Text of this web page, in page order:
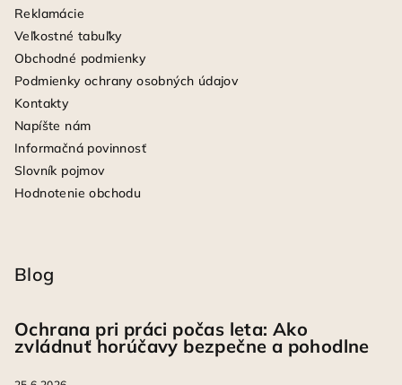
Reklamácie
Veľkostné tabuľky
Obchodné podmienky
Podmienky ochrany osobných údajov
Kontakty
Napíšte nám
Informačná povinnosť
Slovník pojmov
Hodnotenie obchodu
Blog
Ochrana pri práci počas leta: Ako
zvládnuť horúčavy bezpečne a pohodlne